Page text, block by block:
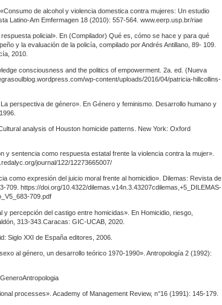
de alcohol y violencia domestica contra mujeres: Un estudio
Latino-Am Emfermagen 18 (2010): 557-564. www.eerp.usp.br/riae
policial». En (Compilador) Qué es, cómo se hace y para qué
y la evaluación de la policía, compilado por Andrés Antillano, 89- 109.
2010.
consciousness and the politics of empowerment. 2a. ed. (Nueva
wp-content/uploads/2016/04/patricia-hillcollins-
perspectiva de género». En Género y feminismo. Desarrollo humano y
analysis of Houston homicide patterns. New York: Oxford
y sentencia como respuesta estatal frente la violencia contra la mujer».
journal/122/12273665007/
como expresión del juicio moral frente al homicidio». Dilemas: Revista de
709. https://doi.org/10.4322/dilemas.v14n.3.43207cdilemas,+5_DILEMAS-
709.pdf
percepción del castigo entre homicidas». En Homicidio, riesgo,
313-343.Caracas: GIC-UCAB, 2020.
Siglo XXI de España editores, 2006.
al género, un desarrollo teórico 1970-1990». Antropología 2 (1992):
processes». Academy of Management Review, n°16 (1991): 145-179.